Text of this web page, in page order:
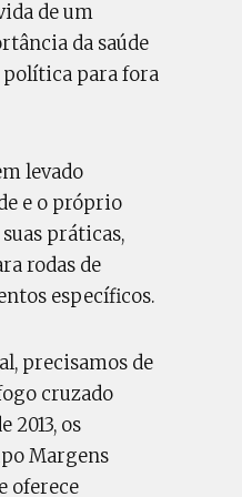
de um
da saúde
para fora
levado
e o próprio
práticas,
rodas de
específicos.
precisamos de
cruzado
2013, os
Margens
oferece